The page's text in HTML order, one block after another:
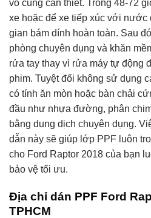
vô cùng cần thiết. Trong 48-72
xe hoặc để xe tiếp xúc với nước
gian bám dính hoàn toàn. Sau
phòng chuyên dụng và khăn
rửa tay thay vì rửa máy tự động
phim. Tuyệt đối không sử dụng
có tính ăn mòn hoặc bàn chải
đầu như nhựa đường, phân
bằng dung dịch chuyên dụng.
dẫn này sẽ giúp lớp PPF luôn
cho Ford Raptor 2018 của bạn
bảo vệ tối ưu.
Địa chỉ dán PPF Ford
TPHCM